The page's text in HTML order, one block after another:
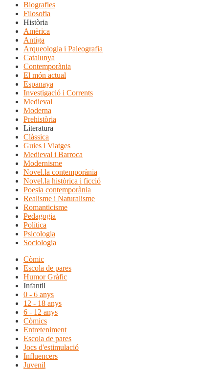
Biografies
Filosofia
Història
Amèrica
Antiga
Arqueologia i Paleografia
Catalunya
Contemporània
El món actual
Espanaya
Investigació i Corrents
Medieval
Moderna
Prehistòria
Literatura
Clàssica
Guies i Viatges
Medieval i Barroca
Modernisme
Novel.la contemporània
Novel.la històrica i ficció
Poesia contemporània
Realisme i Naturalisme
Romanticisme
Pedagogia
Política
Psicologia
Sociologia
Còmic
Escola de pares
Humor Gràfic
Infantil
0 - 6 anys
12 - 18 anys
6 - 12 anys
Còmics
Entreteniment
Escola de pares
Jocs d'estimulació
Influencers
Juvenil